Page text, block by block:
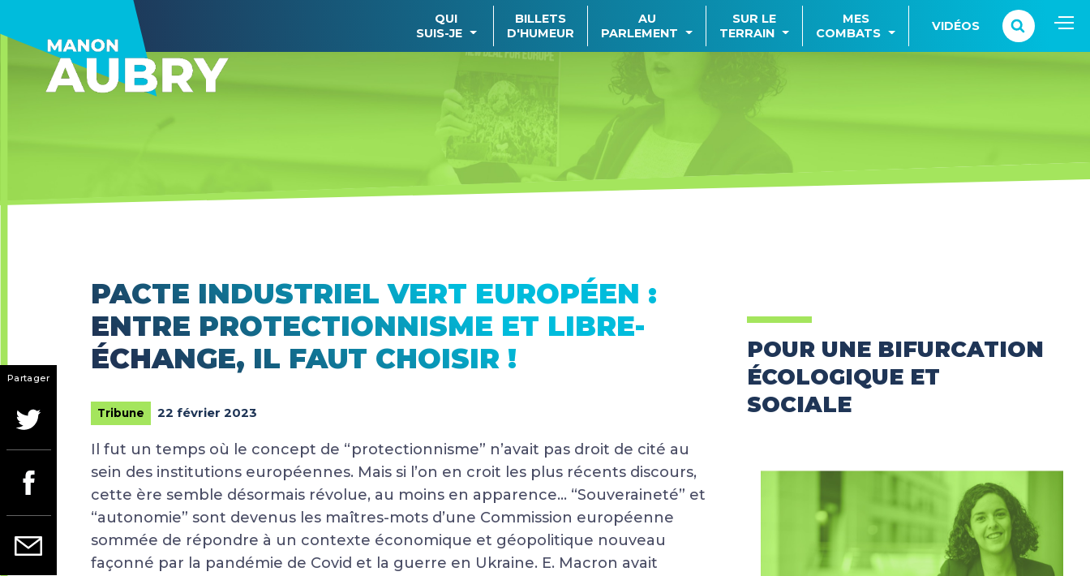
QUI
SUIS-JE
BILLETS
D'HUMEUR
AU
PARLEMENT
SUR LE
TERRAIN
MES
COMBATS
VIDÉOS
Partager
PACTE INDUSTRIEL VERT EUROPÉEN :
ENTRE PROTECTIONNISME ET LIBRE-
ÉCHANGE, IL FAUT CHOISIR !
Tribune 22 février 2023
Il fut un temps où le concept de “protectionnisme” n’avait pas droit de cité au
sein des institutions européennes. Mais si l’on en croit les plus récents discours,
cette ère semble désormais révolue, au moins en apparence... “Souveraineté” et
“autonomie” sont devenus les maîtres-mots d’une Commission européenne
sommée de répondre à un contexte économique et géopolitique nouveau
façonné par la pandémie de Covid et la guerre en Ukraine. E. Macron avait
POUR UNE BIFURCATION
ÉCOLOGIQUE ET
SOCIALE